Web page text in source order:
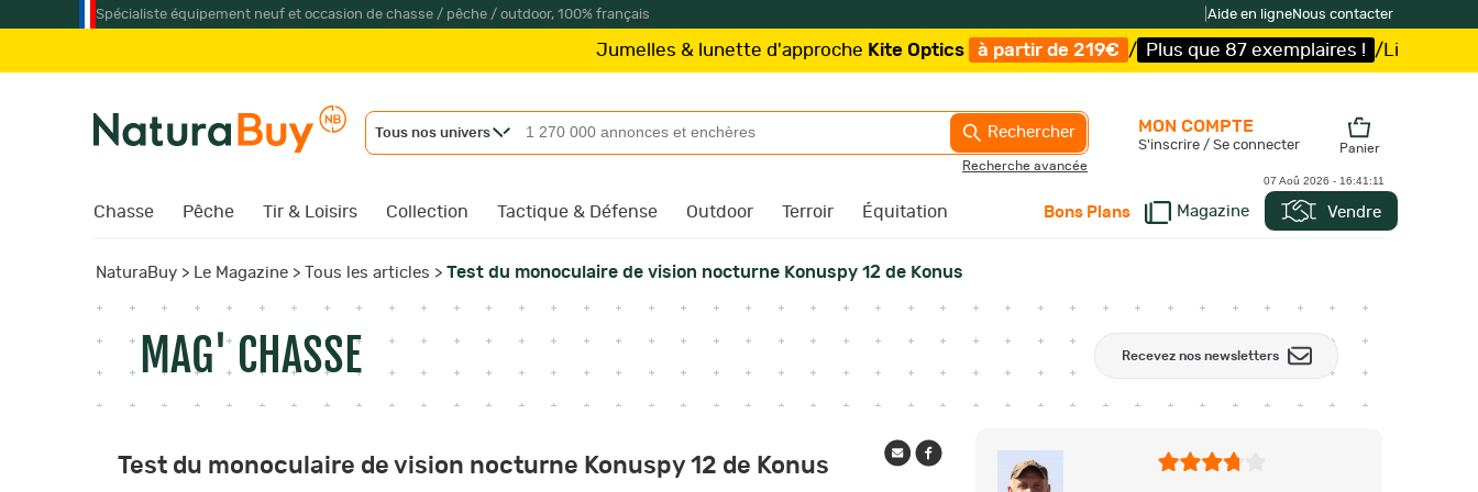
Spécialiste équipement neuf et occasion de chasse / pêche / outdoor, 100% français Aide en ligneNous contacter
Jumelles & lunette d'approche Kite Optics à partir de 219€ / Plus que 87 exemplaires ! /Livraison offerte et
Tous nos univers Rechercher
Recherche avancée
Chasse Pêche Tir & Loisirs Collection Tactique & Défense Outdoor Terroir Équitation Bons Plans Magazine Vendre
MON COMPTE
S'inscrire / Se connecter Panier
07 Aoû 2026 - 16:41:12
NaturaBuy > Le Magazine > Tous les articles > Test du monoculaire de vision nocturne Konuspy 12 de Konus
MAG' CHASSE Recevez nos newsletters
Test du monoculaire de vision nocturne Konuspy 12 de Konus